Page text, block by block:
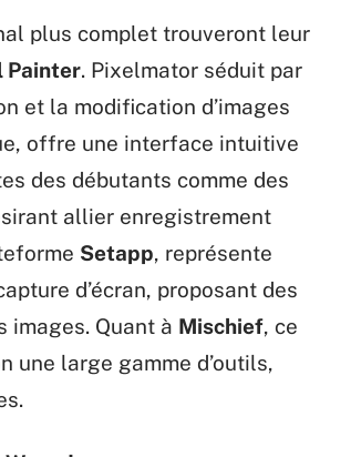
plus complet trouveront leur
Painter. Pixelmator séduit par
et la modification d’images
offre une interface intuitive
des débutants comme des
allier enregistrement
Setapp, représente
d’écran, proposant des
Quant à Mischief, ce
large gamme d’outils,